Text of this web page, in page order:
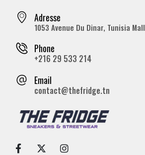
Adresse
1053 Avenue Du Dinar, Tunisia Mall
Phone
+216 29 533 214
Email
contact@thefridge.tn